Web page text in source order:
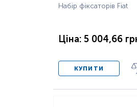
Набір фіксаторів Fiat
Ціна: 5 004,66
КУПИТИ